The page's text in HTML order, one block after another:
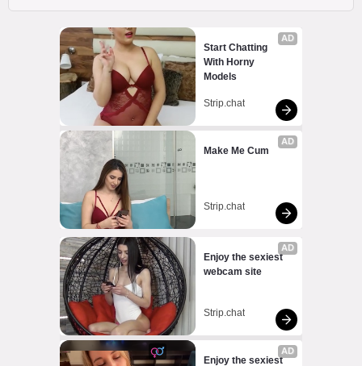
AD
Start Chatting
With Horny
Models
Strip.chat
AD
Make Me Cum
Strip.chat
AD
Enjoy the sexiest
webcam site
Strip.chat
AD
Enjoy the sexiest